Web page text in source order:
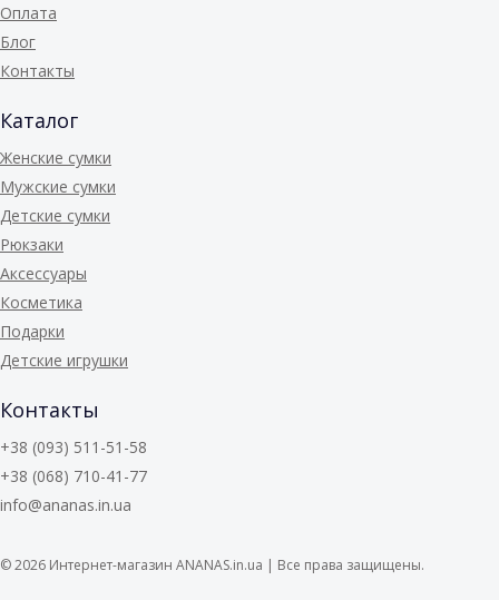
Оплата
Блог
Контакты
Каталог
Женские сумки
Мужские сумки
Детские сумки
Рюкзаки
Аксессуары
Косметика
Подарки
Детские игрушки
Контакты
+38 (093) 511-51-58
+38 (068) 710-41-77
info@ananas.in.ua
© 2026 Интернет-магазин ANANAS.in.ua | Все права защищены.